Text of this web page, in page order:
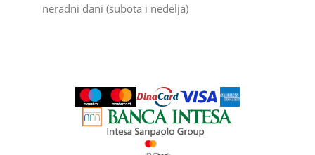
neradni dani (subota i nedelja)